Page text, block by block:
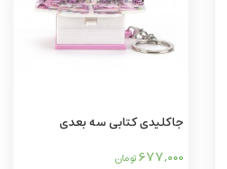
جاکلیدی کتابی سه بعدی
677,000تومان